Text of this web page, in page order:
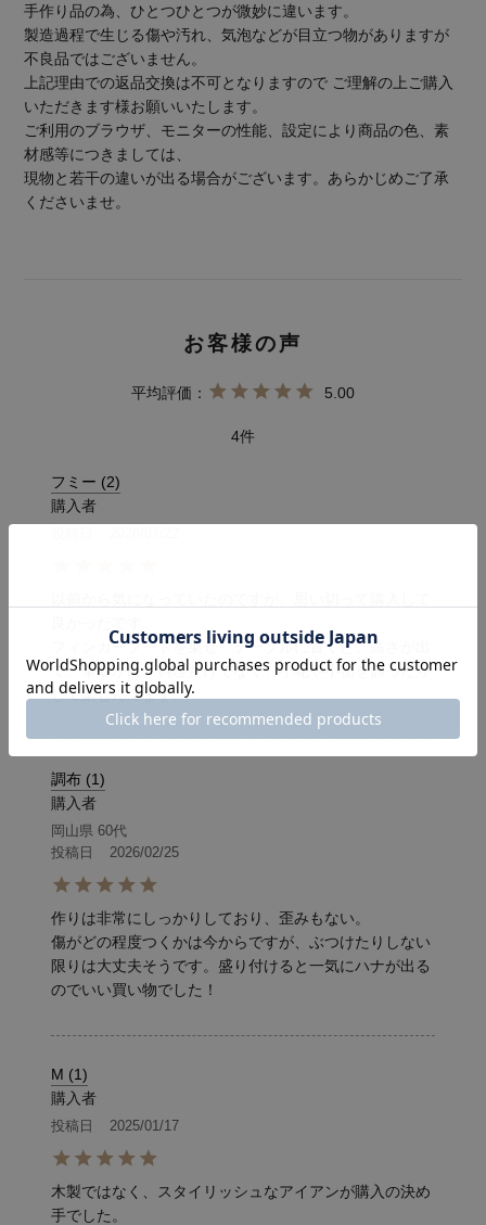
手作り品の為、ひとつひとつが微妙に違います。
製造過程で生じる傷や汚れ、気泡などが目立つ物がありますが
不良品ではございません。
上記理由での返品交換は不可となりますので ご理解の上ご購入
いただきます様お願いいたします。
ご利用のブラウザ、モニターの性能、設定により商品の色、素
材感等につきましては、
現物と若干の違いが出る場合がございます。あらかじめご了承
くださいませ。
5.00
4
フミー 2
購入者
フィンガーフードを乗せ、テーブルに置くと、高さが出
て、華やかに。料理だけでなく、小花や小物を飾ったり
して楽しんでます。
調布 1
購入者
岡山県 60代
投稿日
2026/02/25
作りは非常にしっかりしており、歪みもない。
傷がどの程度つくかは今からですが、ぶつけたりしない
限りは大丈夫そうです。盛り付けると一気にハナが出る
のでいい買い物でした！
M 1
購入者
投稿日 2025/01/17
木製ではなく、スタイリッシュなアイアンが購入の決め
手でした。